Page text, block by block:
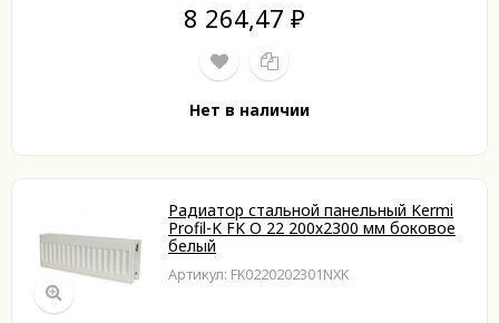
8 264,47 ₽
Нет в наличии
Радиатор стальной панельный Kermi
Profil-K FK O 22 200х2300 мм боковое
белый
Артикул: FK0220202301NXK